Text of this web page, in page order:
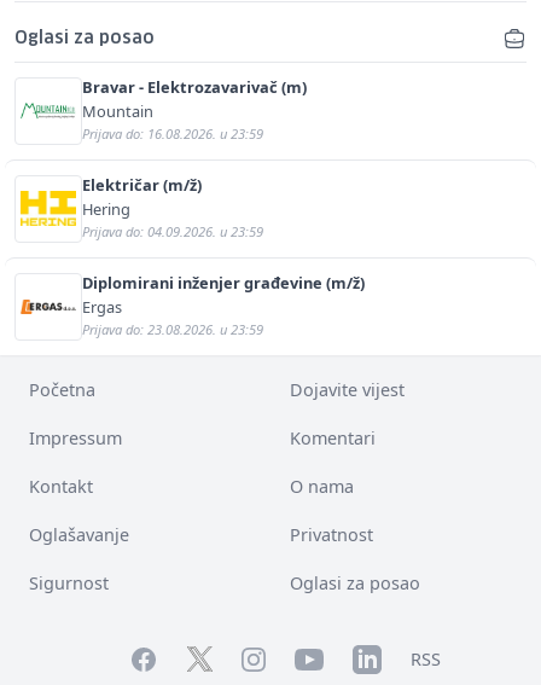
Oglasi za posao
Bravar - Elektrozavarivač (m)
Mountain
Prijava do: 16.08.2026. u 23:59
Električar (m/ž)
Hering
Prijava do: 04.09.2026. u 23:59
Diplomirani inženjer građevine (m/ž)
Ergas
Prijava do: 23.08.2026. u 23:59
Početna Dojavite vijest
Impressum Komentari
Kontakt O nama
Oglašavanje Privatnost
Sigurnost Oglasi za posao
FacebookTwitterInstagramYouTubeLinkedInRSS